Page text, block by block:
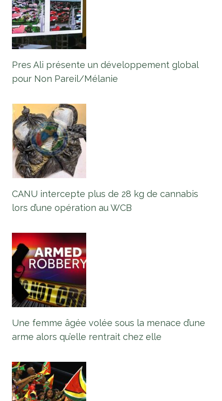
Pres Ali présente un développement global
pour Non Pareil/Mélanie
CANU intercepte plus de 28 kg de cannabis
lors d’une opération au WCB
Une femme âgée volée sous la menace d’une
arme alors qu’elle rentrait chez elle